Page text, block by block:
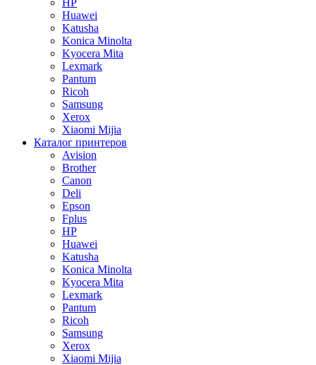
HP
Huawei
Katusha
Konica Minolta
Kyocera Mita
Lexmark
Pantum
Ricoh
Samsung
Xerox
Xiaomi Mijia
Каталог принтеров
Avision
Brother
Canon
Deli
Epson
Fplus
HP
Huawei
Katusha
Konica Minolta
Kyocera Mita
Lexmark
Pantum
Ricoh
Samsung
Xerox
Xiaomi Mijia